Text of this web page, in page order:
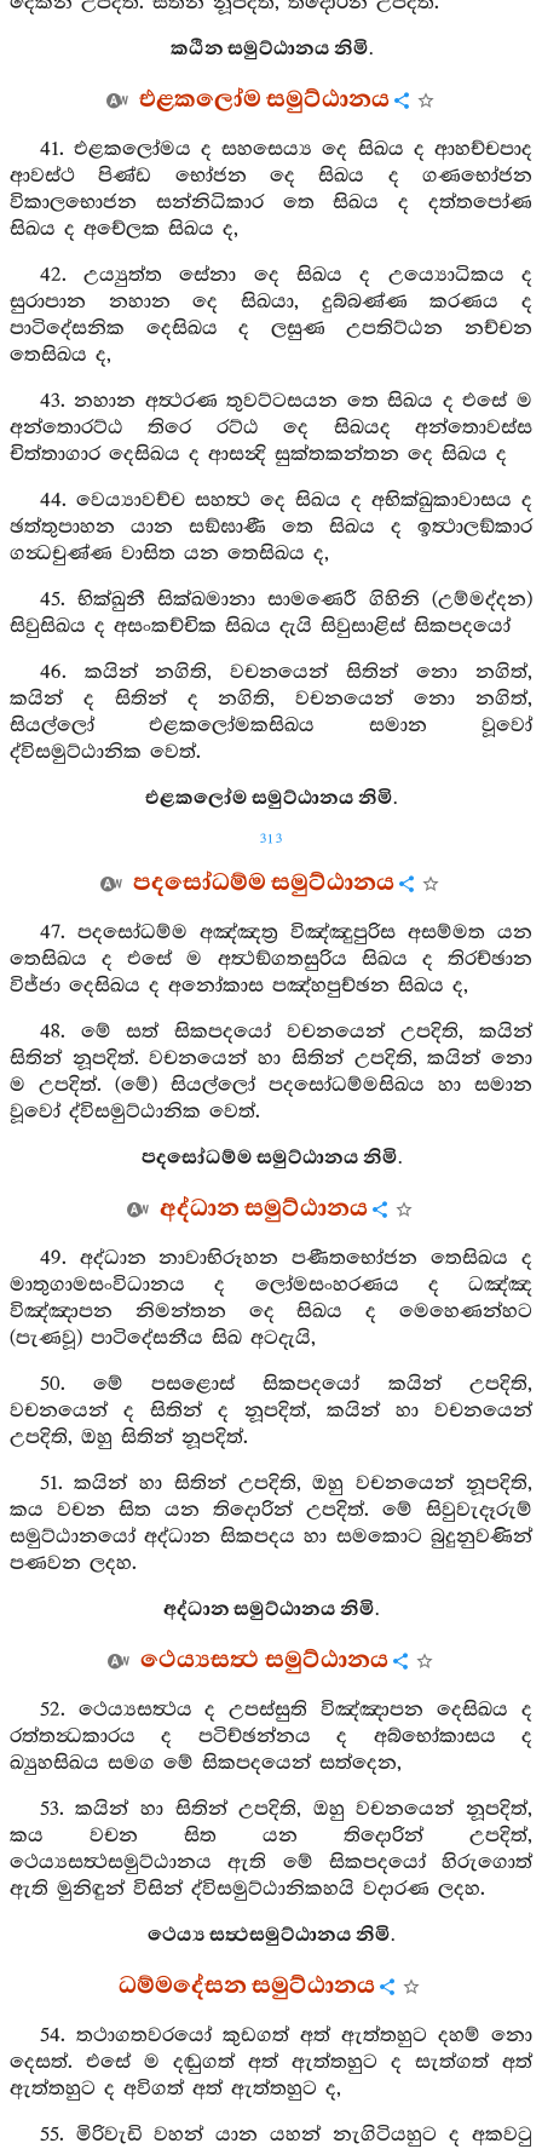
කඨින සමුට්ඨානය නිමි.
එළකලෝම සමුට්ඨානය
41. එළකලෝමය ද සහසෙය්‍ය දෙ සිඛය ද ආහච්චපාද
ආවස්ථ පිණ්ඩ භෝජන දෙ සිඛය ද ගණභෝජන
විකාලභොජන සන්නිධිකාර තෙ සිඛය ද දත්තපෝණ
සිඛය ද අචේලක සිඛය ද,
42. උය්‍යුත්ත සේනා දෙ සිඛය ද උය්‍යොධිකය ද
සුරාපාන නහාන දෙ සිඛයා, දුබ්බණ්ණ කරණය ද
පාටිදේසනික දෙසිඛය ද ලසුණ උපතිට්ඨන නච්චන
තෙසිඛය ද,
43. නහාන අත්‍ථරණ තුවට්ටසයන තෙ සිඛය ද එසේ ම
අන්තොරට්ඨ තිරෙ රට්ඨ දෙ සිඛයද අන්තොවස්ස
චිත්තාගාර දෙසිඛය ද ආසන්‍දි සුක්තකන්තන දෙ සිඛය ද
44. වෙය්‍යාවච්ච සහත්‍ථ දෙ සිඛය ද අභික්ඛුකාවාසය ද
ඡත්තුපාහන යාන සඞ්ඝාණී තෙ සිඛය ද ඉත්‍ථාලඞ්කාර
ගන්‍ධචුණ්ණ වාසිත යන තෙසිඛය ද,
45. භික්ඛුනී සික්ඛමානා සාමණෙරී ගිහිනි (උම්මද්දන)
සිවුසිඛය ද අසංකච්චික සිඛය දැයි සිවුසාළිස් සිකපදයෝ
46. කයින් නගිති, වචනයෙන් සිතින් නො නගිත්,
කයින් ද සිතින් ද නගිති, වචනයෙන් නො නගිත්,
සියල්ලෝ එළකලෝමකසිඛය සමාන වූවෝ
ද්විසමුට්ඨානික වෙත්.
එළකලෝම සමුට්ඨානය නිමි.
313
පදසෝධම්ම සමුට්ඨානය
47. පදසෝධම්ම අඤ්ඤත්‍ර විඤ්ඤුපුරිස අසම්මත යන
තෙසිඛය ද එසේ ම අත්‍ථඞ්ගතසුරිය සිඛය ද තිරච්ඡාන
විජ්ජා දෙසිඛය ද අනෝකාස පඤ්හපුච්ඡන සිඛය ද,
48. මේ සත් සිකපදයෝ වචනයෙන් උපදිති, කයින්
සිතින් නූපදිත්. වචනයෙන් හා සිතින් උපදිති, කයින් නො
ම උපදිත්. (මේ) සියල්ලෝ පදසෝධම්මසිඛය හා සමාන
වූවෝ ද්විසමුට්ඨානික වෙත්.
පදසෝධම්ම සමුට්ඨානය නිමි.
අද්ධාන සමුට්ඨානය
49. අද්ධාන නාවාභිරූහන පණීතභෝජන තෙසිඛය ද
මාතුගාමසංවිධානය ද ලෝමසංහරණය ද ධඤ්ඤ
විඤ්ඤාපන නිමන්තන දෙ සිඛය ද මෙහෙණන්හට
(පැණවූ) පාටිදේසනීය සිඛ අටදැයි,
50. මේ පසළොස් සිකපදයෝ කයින් උපදිති,
වචනයෙන් ද සිතින් ද නූපදිත්, කයින් හා වචනයෙන්
උපදිති, ඔහු සිතින් නූපදිත්.
51. කයින් හා සිතින් උපදිති, ඔහු වචනයෙන් නූපදිති,
කය වචන සිත යන තිදොරින් උපදිත්. මේ සිවුවැදෑරුම්
සමුට්ඨානයෝ අද්ධාන සිකපදය හා සමකොට බුදුනුවණින්
පණවන ලදහ.
අද්ධාන සමුට්ඨානය නිමි.
ථෙය්‍යසත්‍ථ සමුට්ඨානය
52. ථෙය්‍යසත්‍ථය ද උපස්සුති විඤ්ඤාපන දෙසිඛය ද
රත්තන්‍ධකාරය ද පටිච්ඡන්නය ද අබ්භෝකාසය ද
ඛ්‍යුහසිඛය සමග මේ සිකපදයෙන් සත්දෙන,
53. කයින් හා සිතින් උපදිති, ඔහු වචනයෙන් නූපදිත්,
කය වචන සිත යන තිදොරින් උපදිත්,
ථෙය්‍යසත්‍ථසමුට්ඨානය ඇති මේ සිකපදයෝ හිරුගොත්
ඇති මුනිඳුන් විසින් ද්විසමුට්ඨානිකහයි වදාරණ ලදහ.
ථෙය්‍ය සත්‍ථසමුට්ඨානය නිමි.
ධම්මදේසන සමුට්ඨානය
54. තථාගතවරයෝ කුඩගත් අත් ඇත්තහුට දහම් නො
දෙසත්. එසේ ම දඬුගත් අත් ඇත්තහුට ද සැත්ගත් අත්
ඇත්තහුට ද අවිගත් අත් ඇත්තහුට ද,
55. මිරිවැඩි වහන් යාන යහන් නැගිටියහුට ද අකවටු